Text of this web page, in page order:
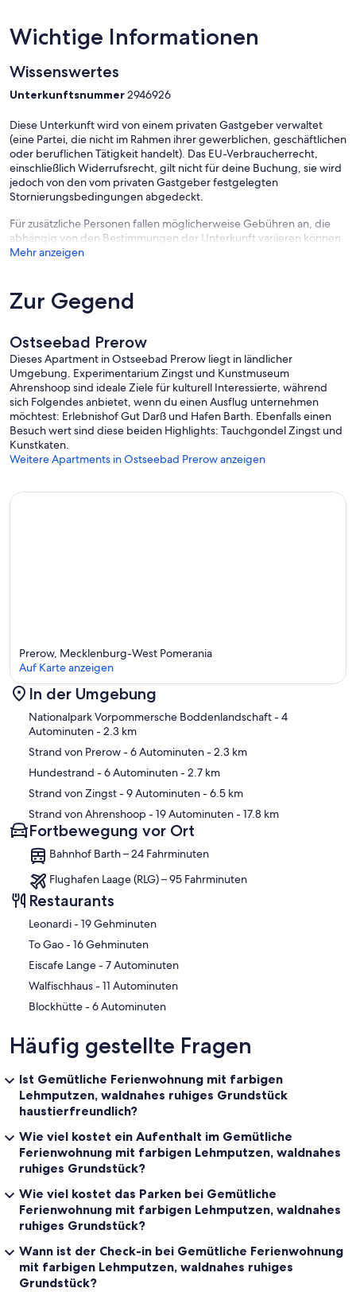
Wichtige Informationen
Wissenswertes
Unterkunftsnummer2946926
Diese Unterkunft wird von einem privaten Gastgeber verwaltet
(eine Partei, die nicht im Rahmen ihrer gewerblichen, geschäftlichen
oder beruflichen Tätigkeit handelt). Das EU-Verbraucherrecht,
einschließlich Widerrufsrecht, gilt nicht für deine Buchung, sie wird
jedoch von den vom privaten Gastgeber festgelegten
Stornierungsbedingungen abgedeckt.
Für zusätzliche Personen fallen möglicherweise Gebühren an, die
abhängig von den Bestimmungen der Unterkunft variieren können.
Mehr anzeigen
Zur Gegend
Ostseebad Prerow
Dieses Apartment in Ostseebad Prerow liegt in ländlicher
Umgebung. Experimentarium Zingst und Kunstmuseum
Ahrenshoop sind ideale Ziele für kulturell Interessierte, während
sich Folgendes anbietet, wenn du einen Ausflug unternehmen
möchtest: Erlebnishof Gut Darß und Hafen Barth. Ebenfalls einen
Besuch wert sind diese beiden Highlights: Tauchgondel Zingst und
Kunstkaten.
Weitere Apartments in Ostseebad Prerow anzeigen
Karte
Prerow, Mecklenburg-West Pomerania
Auf Karte anzeigen
In der Umgebung
Nationalpark Vorpommersche Boddenlandschaft- 4
Autominuten- 2.3 km
Strand von Prerow- 6 Autominuten- 2.3 km
Hundestrand - 6 Autominuten- 2.7 km
Strand von Zingst- 9 Autominuten- 6.5 km
Strand von Ahrenshoop- 19 Autominuten- 17.8 km
Fortbewegung vor Ort
Bahnhof Barth – 24 Fahrminuten
Flughafen Laage (RLG) – 95 Fahrminuten
Restaurants
‪Leonardi - ‬19 Gehminuten
‪To Gao - ‬16 Gehminuten
‪Eiscafe Lange - ‬7 Autominuten
‪Walfischhaus - ‬11 Autominuten
‪Blockhütte - ‬6 Autominuten
Häufig gestellte Fragen
Ist Gemütliche Ferienwohnung mit farbigen
Lehmputzen, waldnahes ruhiges Grundstück
haustierfreundlich?
Wie viel kostet ein Aufenthalt im Gemütliche
Ferienwohnung mit farbigen Lehmputzen, waldnahes
ruhiges Grundstück?
Wie viel kostet das Parken bei Gemütliche
Ferienwohnung mit farbigen Lehmputzen, waldnahes
ruhiges Grundstück?
Wann ist der Check-in bei Gemütliche Ferienwohnung
mit farbigen Lehmputzen, waldnahes ruhiges
Grundstück?